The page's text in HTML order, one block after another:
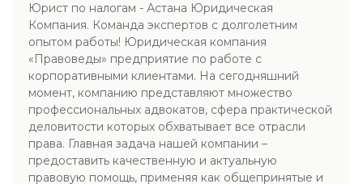
Юрист по налогам - Астана Юридическая
Компания. Команда экспертов с долголетним
опытом работы! Юридическая компания
«Правоведы» предприятие по работе с
корпоративными клиентами. На сегодняшний
момент, компанию представляют множество
профессиональных адвокатов, сфера практической
деловитости которых обхватывает все отрасли
права. Главная задача нашей компании –
предоставить качественную и актуальную
правовую помощь, применяя как общепринятые и